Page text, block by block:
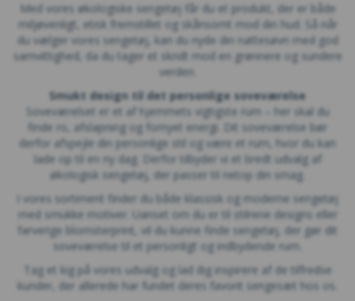
Med vores økologiske sengetøj får du et produkt, der er både
miljøvenligt, etisk fremstillet og skånsomt mod din hud. Så når
du vælger vores sengetøj, kan du nyde din nattesøvn med god
samvittighed, da du tager et skridt mod en grønnere og sundere
verden.
Smukt design til det personlige soveværelse
Soveværelset er et af hjemmets vigtigste rum – her skal du
finde ro, afslapning og fornyet energi. Dit soveværelse bør
derfor afspejle din personlige stil og være et rum, hvor du kan
lade op til en ny dag. Derfor tilbyder vi et bredt udvalg af
økologisk sengetøj, der passer til netop din smag.
I vores sortiment finder du både klassisk og moderne sengetøj
med smukke motiver. Uanset om du er til stilrene designs eller
farverige blomsterprint, vil du kunne finde sengetøj, der gør dit
soveværelse til et personligt og indbydende rum.
Tag et kig på vores udvalg og lad dig inspirere af de tilfredse
kunder, der allerede har fundet deres favorit sengesæt hos os.